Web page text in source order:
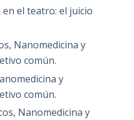
en el teatro: el juicio
Nanomedicina y
común.
y
común.
Nanomedicina y